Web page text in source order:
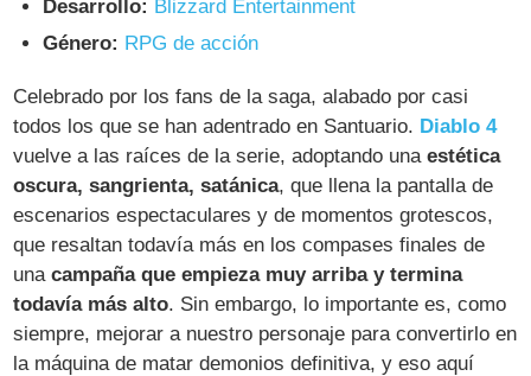
Desarrollo: Blizzard Entertainment
Género: RPG de acción
Celebrado por los fans de la saga, alabado por casi
todos los que se han adentrado en Santuario. Diablo 4
vuelve a las raíces de la serie, adoptando unaestética
oscura, sangrienta, satánica, que llena la pantalla de
escenarios espectaculares y de momentos grotescos,
que resaltan todavía más en los compases finales de
unacampaña que empieza muy arriba y termina
todavía más alto. Sin embargo, lo importante es, como
siempre, mejorar a nuestro personaje para convertirlo en
la máquina de matar demonios definitiva, y eso aquí